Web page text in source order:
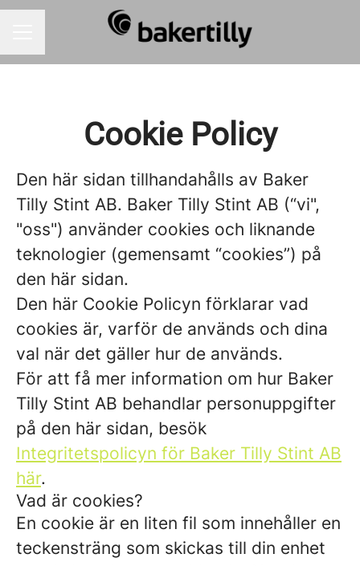
Cookie Policy
Den här sidan tillhandahålls av Baker
Tilly Stint AB. Baker Tilly Stint AB (“vi",
"oss") använder cookies och liknande
teknologier (gemensamt “cookies”) på
den här sidan.
Den här Cookie Policyn förklarar vad
cookies är, varför de används och dina
val när det gäller hur de används.
För att få mer information om hur Baker
Tilly Stint AB behandlar personuppgifter
på den här sidan, besök
Integritetspolicyn för Baker Tilly Stint AB
här.
Vad är cookies?
En cookie är en liten fil som innehåller en
teckensträng som skickas till din enhet